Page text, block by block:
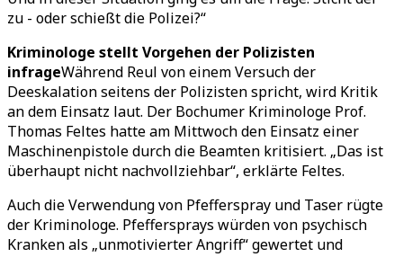
zu - oder schießt die Polizei?“
Kriminologe stellt Vorgehen der Polizisten
infrageWährend Reul von einem Versuch der
Deeskalation seitens der Polizisten spricht, wird Kritik
an dem Einsatz laut. Der Bochumer Kriminologe Prof.
Thomas Feltes hatte am Mittwoch den Einsatz einer
Maschinenpistole durch die Beamten kritisiert. „Das ist
überhaupt nicht nachvollziehbar“, erklärte Feltes.
Auch die Verwendung von Pfefferspray und Taser rügte
der Kriminologe. Pfeffersprays würden von psychisch
Kranken als „unmotivierter Angriff“ gewertet und